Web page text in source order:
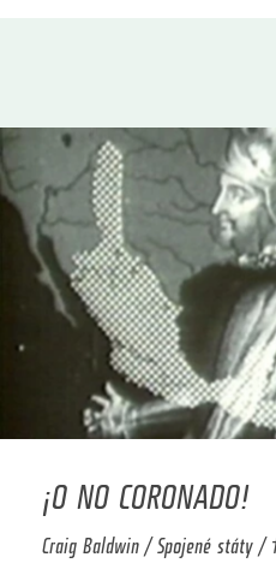
¡O NO CORONADO!
Craig Baldwin / Spojené státy /